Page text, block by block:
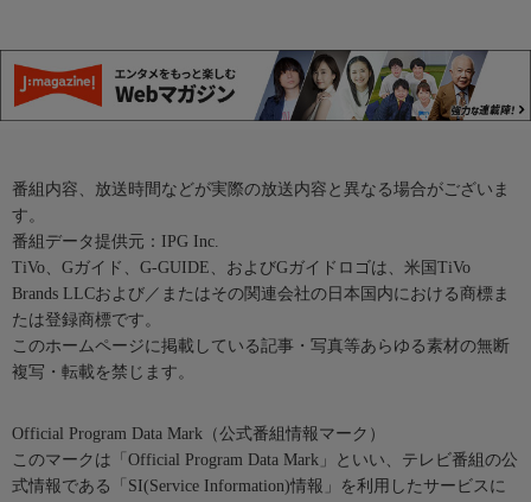
番組内容、放送時間などが実際の放送内容と異なる場合がございま
す。
番組データ提供元：IPG Inc.
TiVo、Gガイド、G-GUIDE、およびGガイドロゴは、米国TiVo
Brands LLCおよび／またはその関連会社の日本国内における商標ま
たは登録商標です。
このホームページに掲載している記事・写真等あらゆる素材の無断
複写・転載を禁じます。
Official Program Data Mark（公式番組情報マーク）
このマークは「Official Program Data Mark」といい、テレビ番組の公
式情報である「SI(Service Information)情報」を利用したサービスに